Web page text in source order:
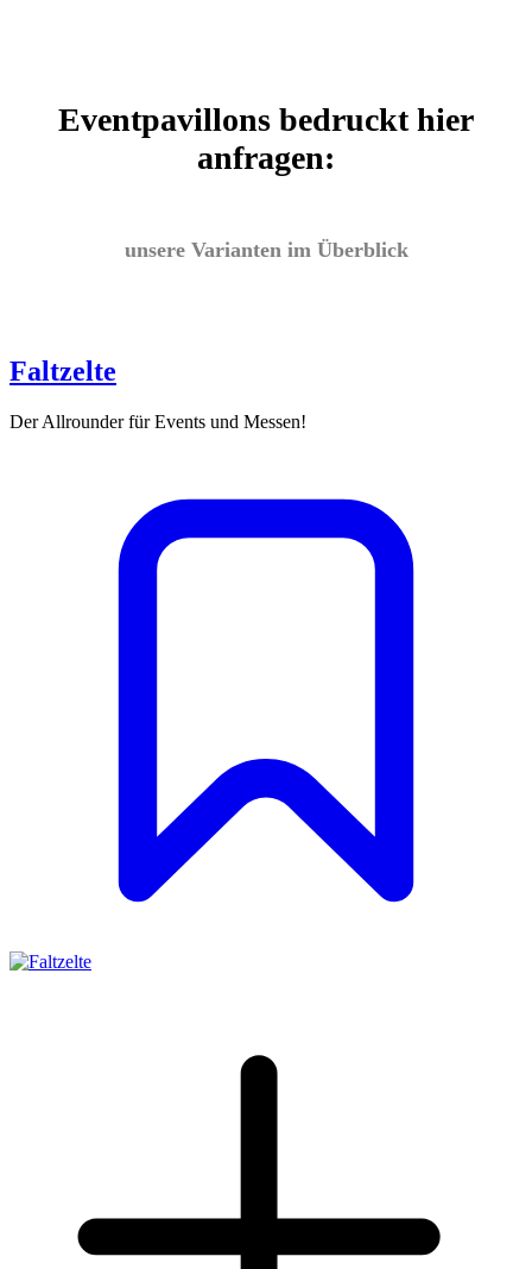
Eventpavillons bedruckt hier
anfragen:
unsere Varianten im Überblick
Faltzelte
Der Allrounder für Events und Messen!